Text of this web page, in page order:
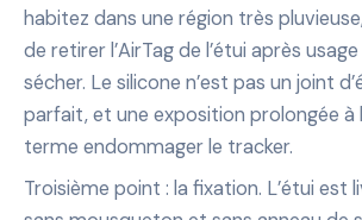
habitez dans une région très
de retirer l’AirTag de l’étui après
sécher. Le silicone n’est pas un joint
parfait, et une exposition prolongée à
terme endommager le tracker.
Troisième point : la fixation. L’étui est